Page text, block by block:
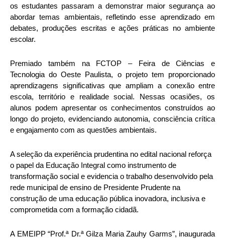
os estudantes passaram a demonstrar maior segurança ao
abordar temas ambientais, refletindo esse aprendizado em
debates, produções escritas e ações práticas no ambiente
escolar.
Premiado também na FCTOP – Feira de Ciências e
Tecnologia do Oeste Paulista, o projeto tem proporcionado
aprendizagens significativas que ampliam a conexão entre
escola, território e realidade social. Nessas ocasiões, os
alunos podem apresentar os conhecimentos construídos ao
longo do projeto, evidenciando autonomia, consciência crítica
e engajamento com as questões ambientais.
A seleção da experiência prudentina no edital nacional reforça
o papel da Educação Integral como instrumento de
transformação social e evidencia o trabalho desenvolvido pela
rede municipal de ensino de Presidente Prudente na
construção de uma educação pública inovadora, inclusiva e
comprometida com a formação cidadã.
A EMEIPP “Prof.ª Dr.ª Gilza Maria Zauhy Garms”, inaugurada